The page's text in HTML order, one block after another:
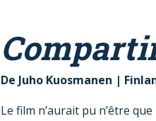
De Juho Kuosmanen |
Le film n’aurait pu n’être